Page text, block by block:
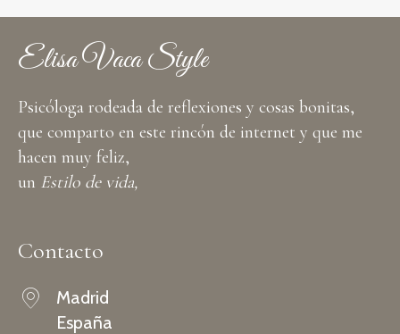
Elisa Vaca Style
Psicóloga rodeada de reflexiones y cosas bonitas,
que comparto en este rincón de internet y que me
hacen muy feliz,
un Estilo de vida,
Contacto
Madrid
España